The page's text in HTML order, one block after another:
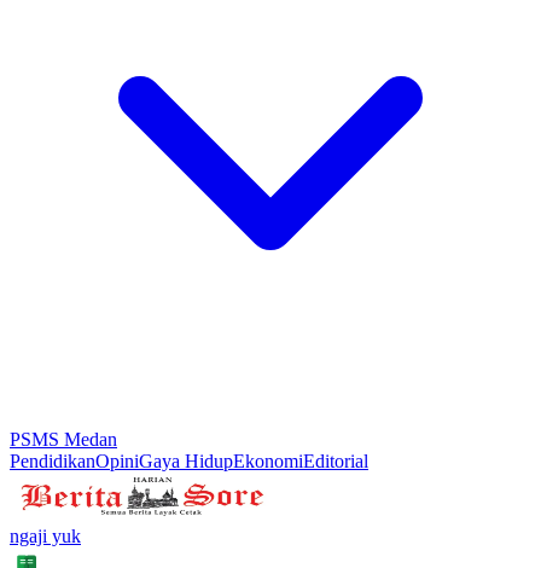
PSMS Medan
PendidikanOpiniGaya HidupEkonomiEditorial
ngaji yuk